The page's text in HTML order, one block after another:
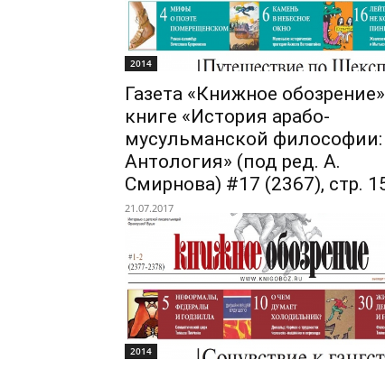
2014
Газета «Книжное
книге «История арабо-
мусульманской философии:
Антология» (под ред. А.
Смирнова) #17 (2367), стр.
21.07.2017
2014